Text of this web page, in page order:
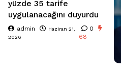
yüzde 35 tarife
uygulanacağını duyurdu
admin
Haziran 21,
2026
0
68